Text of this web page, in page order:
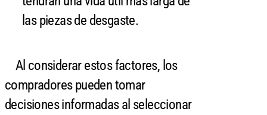
las piezas de desgaste.
Al considerar estos factores, los
compradores pueden tomar
decisiones informadas al seleccionar